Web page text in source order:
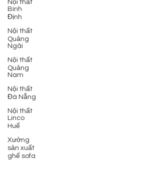
Nội thất
Bình
Định
Nội thất
Quảng
Ngãi
Nội thất
Quảng
Nam
Nội thất
Đà Nẵng
Nội thất
Linco
Huế
Xưởng
sản xuất
ghế sofa